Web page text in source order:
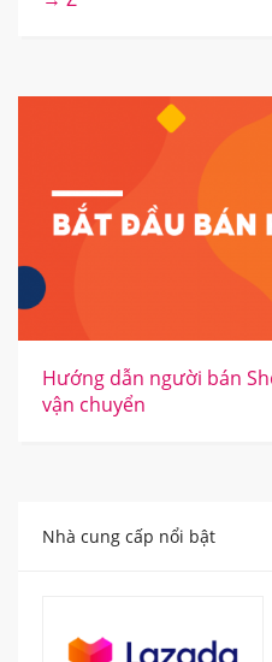
Hướng dẫn người bán
vận chuyển
Nhà cung cấp nổi bật